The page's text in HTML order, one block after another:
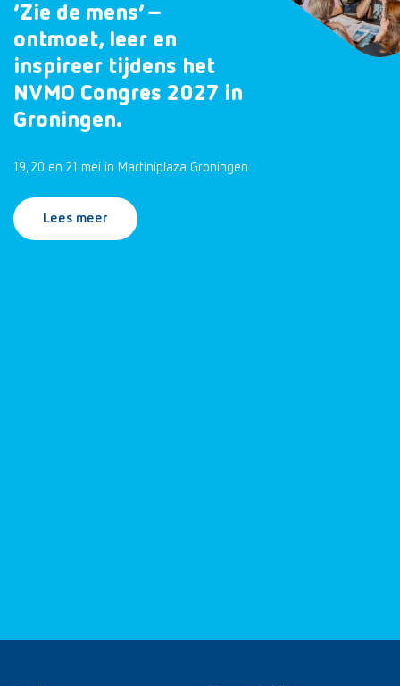
‘Zie de mens’ –
ontmoet, leer en
inspireer tijdens het
NVMO Congres 2027 in
Groningen.
19, 20 en 21 mei in Martiniplaza Groningen
Lees meer